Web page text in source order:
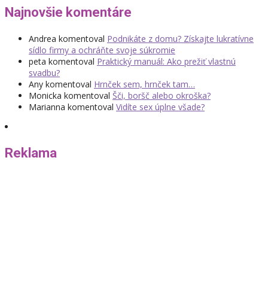
Najnovšie komentáre
Andrea komentoval Podnikáte z domu? Získajte lukratívne
sídlo firmy a ochráňte svoje súkromie
peta komentoval Praktický manuál: Ako prežiť vlastnú
svadbu?
Any komentoval Hrnček sem, hrnček tam…
Monicka komentoval Šči, boršč alebo okroška?
Marianna komentoval Vidíte sex úplne všade?
Reklama